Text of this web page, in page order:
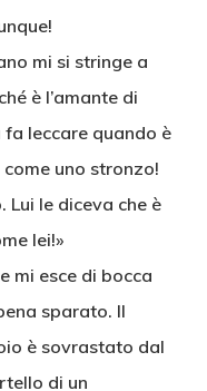
mi si stringe a
è l’amante di
fa leccare quando è
uno stronzo!
Lui le diceva che è
lei!»
mi esce di bocca
sparato. Il
è sovrastato dal
di un